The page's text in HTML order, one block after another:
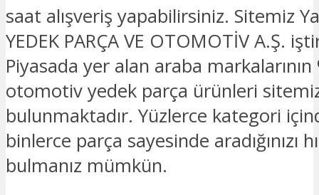
saat alışveriş yapabilirsiniz. Sitemiz
YEDEK PARÇA VE OTOMOTİV A.Ş.
Piyasada yer alan araba markalarının
otomotiv yedek parça ürünleri
bulunmaktadır. Yüzlerce kategori
binlerce parça sayesinde aradığınızı
bulmanız mümkün.